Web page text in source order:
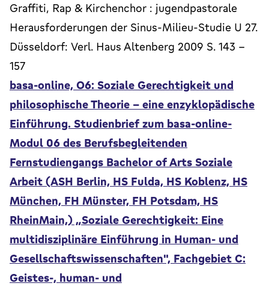
Graffiti, Rap & Kirchenchor : jugendpastorale
Herausforderungen der Sinus-Milieu-Studie U 27.
Düsseldorf: Verl. Haus Altenberg 2009 S. 143 -
157
basa-online, O6: Soziale Gerechtigkeit und
philosophische Theorie - eine enzyklopädische
Einführung. Studienbrief zum basa-online-
Modul 06 des Berufsbegleitenden
Fernstudiengangs Bachelor of Arts Soziale
Arbeit (ASH Berlin, HS Fulda, HS Koblenz, HS
München, FH Münster, FH Potsdam, HS
RheinMain,) „Soziale Gerechtigkeit: Eine
multidisziplinäre Einführung in Human- und
Gesellschaftswissenschaften", Fachgebiet C:
Geistes-, human- und